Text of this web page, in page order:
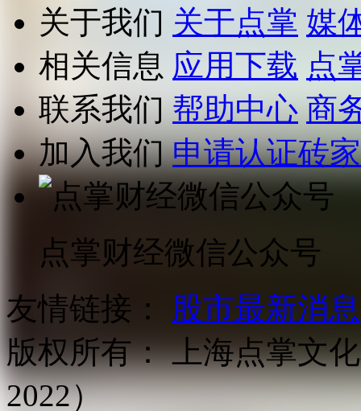
关于我们 关于点掌 媒
相关信息 应用下载 点
联系我们 帮助中心 商
加入我们 申请认证砖家
点掌财经微信公众号
友情链接：
股市最新消息
版权所有： 上海点掌文
2022）